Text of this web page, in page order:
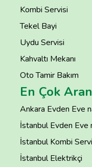
Kombi Servisi
Tekel Bayi
Uydu Servisi
Kahvaltı Mekanı
Oto Tamir Bakım
En Çok
Ankara Evden Eve
İstanbul Evden Eve
İstanbul Kombi
İstanbul Elektrikçi